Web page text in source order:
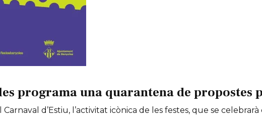
programa una quarantena de propostes
Carnaval d’Estiu, l’activitat icònica de les festes, que se